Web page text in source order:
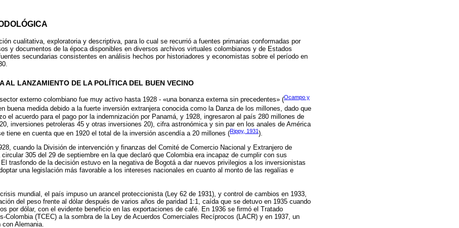
cualitativa, exploratoria y descriptiva, para lo cual se recurrió a fuentes primarias conformadas por
y documentos de la época disponibles en diversos archivos virtuales colombianos y de Estados
secundarias consistentes en análisis hechos por historiadores y economistas sobre el período en
AL LANZAMIENTO DE LA POLÍTICA DEL BUEN VECINO
externo colombiano fue muy activo hasta 1928 - «una bonanza externa sin precedentes» (Ocampo y
buena medida debido a la fuerte inversión extranjera conocida como la Danza de los millones, dado que
el acuerdo para el pago por la indemnización por Panamá, y 1928, ingresaron al país 280 millones de
inversiones petroleras 45 y otras inversiones 20), cifra astronómica y sin par en los anales de América
tiene en cuenta que en 1920 el total de la inversión ascendía a 20 millones (Rippy, 1931).
cuando la División de intervención y finanzas del Comité de Comercio Nacional y Extranjero de
305 del 29 de septiembre en la que declaró que Colombia era incapaz de cumplir con sus
trasfondo de la decisión estuvo en la negativa de Bogotá a dar nuevos privilegios a los inversionistas
una legislación más favorable a los intereses nacionales en cuanto al monto de las regalías e
mundial, el país impuso un arancel proteccionista (Ley 62 de 1931), y control de cambios en 1933,
del peso frente al dólar después de varios años de paridad 1:1, caída que se detuvo en 1935 cuando
por dólar, con el evidente beneficio en las exportaciones de café. En 1936 se firmó el Tratado
Colombia (TCEC) a la sombra de la Ley de Acuerdos Comerciales Recíprocos (LACR) y en 1937, un
Alemania.